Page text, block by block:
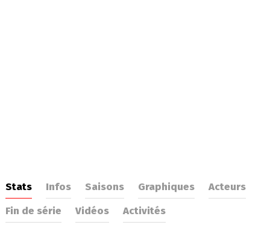
Stats Infos Saisons Graphiques
Acteurs
Fin de série
Vidéos
Activités